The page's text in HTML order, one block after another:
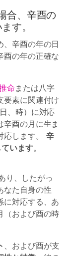
合、辛酉の
す。
、辛酉の年の日
酉の年の正確な
命 または八字
要素に関連付け
、時）に対応
酉の月に生ま
します。 辛
います。
り、したがっ
なた自身の性
に対応する、あ
（および酉の時
、および酉が支